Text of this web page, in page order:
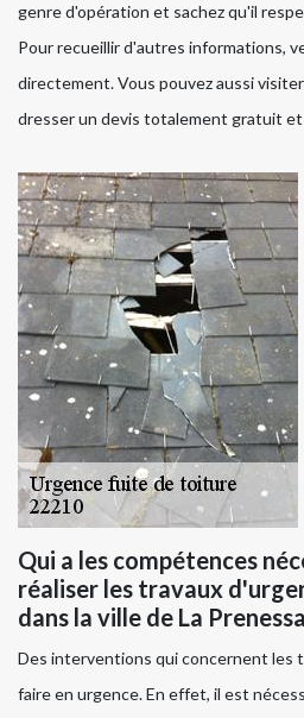
genre d'opération et sachez qu'il
Pour recueillir d'autres informations,
directement. Vous pouvez aussi
dresser un devis totalement gratuit
Qui a les compétences
réaliser les travaux
dans la ville de La
Des interventions qui concernent les
faire en urgence. En effet, il est